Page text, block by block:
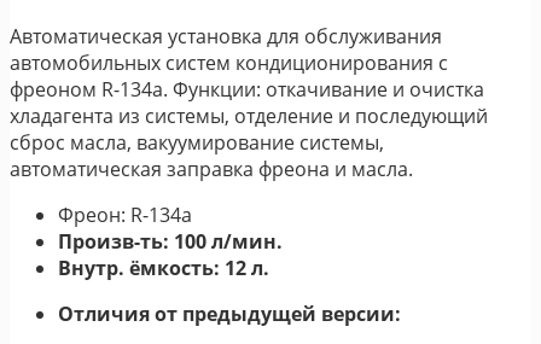
Автоматическая установка для обслуживания
автомобильных систем кондиционирования с
фреоном R-134a. Функции: откачивание и очистка
хладагента из системы, отделение и последующий
сброс масла, вакуумирование системы,
автоматическая заправка фреона и масла.
Фреон: R-134a
Произв-ть: 100 л/мин.
Внутр. ёмкость: 12 л.
Отличия от предыдущей версии: